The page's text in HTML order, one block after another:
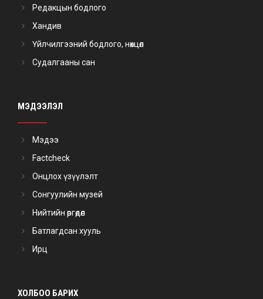
Редакцын бодлого
Хандив
Үйлчилгээний бодлого, нөхцөл
Судалгааны сан
МЭДЭЭЛЭЛ
Мэдээ
Factcheck
Онцлох үзүүлэлт
Сонгуулийн музей
Нийтийн өргөдөл
Батлагдсан хууль
Ирц
ХОЛБОО БАРИХ